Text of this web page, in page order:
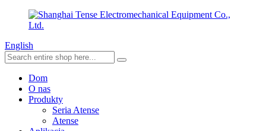
English
Dom
O nas
Produkty
Seria Atense
Atense